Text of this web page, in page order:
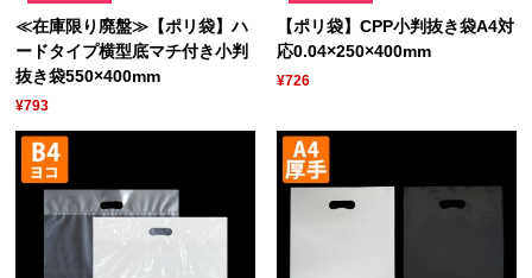
≪在庫限り廃盤≫【ポリ袋】ハ
ードタイプ横型底マチ付き小判
抜き袋550×400mm
¥793
【ポリ袋】CPP小判抜き袋A4対
応0.04×250×400mm
¥726